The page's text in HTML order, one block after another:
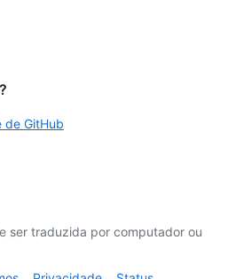
de GitHub
ser traduzida por computador ou